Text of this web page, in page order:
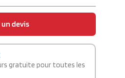
un devis
gratuite pour toutes les